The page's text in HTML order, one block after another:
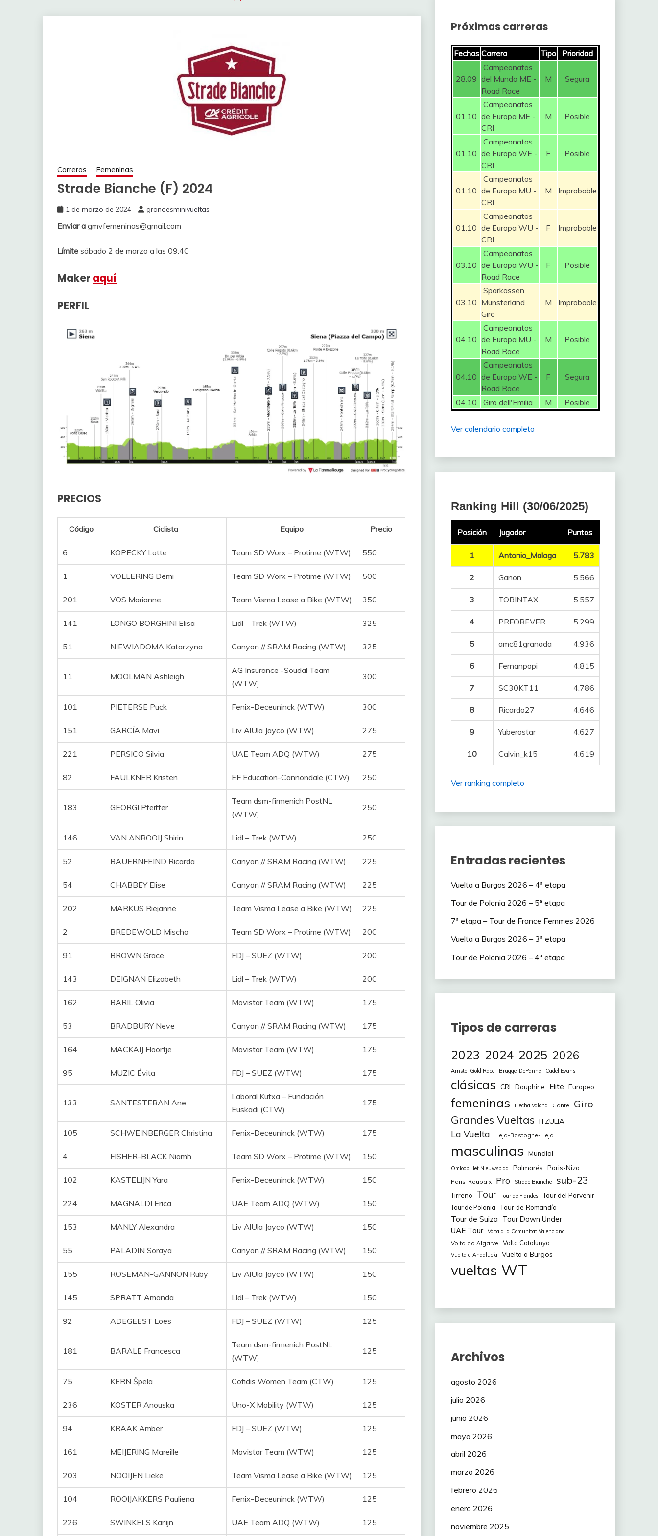
Carreras Femeninas
Strade Bianche (F) 2024
1 de marzo de 2024 grandesminivueltas
Enviar a gmvfemeninas@gmail.com
Límite sábado 2 de marzo a las 09:40
Maker aquí
PERFIL
PRECIOS
Código Ciclista Equipo Precio
6 KOPECKY Lotte Team SD Worx – Protime (WTW) 550
1 VOLLERING Demi Team SD Worx – Protime (WTW) 500
201 VOS Marianne Team Visma Lease a Bike (WTW) 350
141 LONGO BORGHINI Elisa Lidl – Trek (WTW) 325
51 NIEWIADOMA Katarzyna Canyon // SRAM Racing (WTW) 325
11 MOOLMAN Ashleigh
AG Insurance -Soudal Team
(WTW)
300
101 PIETERSE Puck Fenix-Deceuninck (WTW) 300
151 GARCÍA Mavi Liv AlUla Jayco (WTW) 275
221 PERSICO Silvia UAE Team ADQ (WTW) 275
82 FAULKNER Kristen EF Education-Cannondale (CTW) 250
183 GEORGI Pfeiffer
Team dsm-firmenich PostNL
(WTW)
250
146 VAN ANROOIJ Shirin Lidl – Trek (WTW) 250
52 BAUERNFEIND Ricarda Canyon // SRAM Racing (WTW) 225
54 CHABBEY Elise Canyon // SRAM Racing (WTW) 225
202 MARKUS Riejanne Team Visma Lease a Bike (WTW) 225
2 BREDEWOLD Mischa Team SD Worx – Protime (WTW) 200
91 BROWN Grace FDJ – SUEZ (WTW) 200
143 DEIGNAN Elizabeth Lidl – Trek (WTW) 200
162 BARIL Olivia Movistar Team (WTW) 175
53 BRADBURY Neve Canyon // SRAM Racing (WTW) 175
164 MACKAIJ Floortje Movistar Team (WTW) 175
95 MUZIC Évita FDJ – SUEZ (WTW) 175
133 SANTESTEBAN Ane
Laboral Kutxa – Fundación
Euskadi (CTW)
175
105 SCHWEINBERGER Christina Fenix-Deceuninck (WTW) 175
4 FISHER-BLACK Niamh Team SD Worx – Protime (WTW) 150
102 KASTELIJN Yara Fenix-Deceuninck (WTW) 150
224 MAGNALDI Erica UAE Team ADQ (WTW) 150
153 MANLY Alexandra Liv AlUla Jayco (WTW) 150
55 PALADIN Soraya Canyon // SRAM Racing (WTW) 150
155 ROSEMAN-GANNON Ruby Liv AlUla Jayco (WTW) 150
145 SPRATT Amanda Lidl – Trek (WTW) 150
92 ADEGEEST Loes FDJ – SUEZ (WTW) 125
181 BARALE Francesca
Team dsm-firmenich PostNL
(WTW)
125
75 KERN Špela Cofidis Women Team (CTW) 125
236 KOSTER Anouska Uno-X Mobility (WTW) 125
94 KRAAK Amber FDJ – SUEZ (WTW) 125
161 MEIJERING Mareille Movistar Team (WTW) 125
203 NOOIJEN Lieke Team Visma Lease a Bike (WTW) 125
104 ROOIJAKKERS Pauliena Fenix-Deceuninck (WTW) 125
226 SWINKELS Karlijn UAE Team ADQ (WTW) 125
Próximas carreras
Fechas Carrera Tipo Prioridad
28.09
Campeonatos
del Mundo ME -
Road Race
M Segura
01.10
Campeonatos
de Europa ME -
CRI
M Posible
01.10
Campeonatos
de Europa WE -
CRI
F Posible
01.10
Campeonatos
de Europa MU -
CRI
M Improbable
01.10
Campeonatos
de Europa WU -
CRI
F Improbable
03.10
Campeonatos
de Europa WU -
Road Race
F Posible
03.10
Sparkassen
Münsterland
Giro
M Improbable
04.10
Campeonatos
de Europa MU -
Road Race
M Posible
04.10
Campeonatos
de Europa WE -
Road Race
F Segura
04.10 Giro dell'Emilia M Posible
Ver calendario completo
Ranking Hill (30/06/2025)
Posición Jugador Puntos
1 Antonio_Malaga 5.783
2 Ganon 5.566
3 TOBINTAX 5.557
4 PRFOREVER 5.299
5 amc81granada 4.936
6 Fernanpopi 4.815
7 SC30KT11 4.786
8 Ricardo27 4.646
9 Yuberostar 4.627
10 Calvin_k15 4.619
Ver ranking completo
Entradas recientes
Vuelta a Burgos 2026 – 4ª etapa
Tour de Polonia 2026 – 5ª etapa
7ª etapa – Tour de France Femmes 2026
Vuelta a Burgos 2026 – 3ª etapa
Tour de Polonia 2026 – 4ª etapa
Tipos de carreras
2023 2024 2025 2026
Amstel Gold Race Brugge-DePanne Cadel Evans
clásicas CRI Dauphine Elite Europeo
femeninas Flecha Valona Gante Giro
Grandes Vueltas ITZULIA
La Vuelta Lieja-Bastogne-Lieja
masculinas Mundial
Omloop Het Nieuwsblad Palmarés Paris-Niza
Paris-Roubaix Pro Strade Bianche sub-23
Tirreno Tour Tour de Flandes
Tour del Porvenir
Tour de Polonia
Tour de Romandía
Tour de Suiza Tour Down Under
UAE Tour
Volta a la Comunitat Valenciana
Volta ao Algarve Volta Catalunya
Vuelta a Andalucía Vuelta a Burgos
vueltas WT
Archivos
agosto 2026
julio 2026
junio 2026
mayo 2026
abril 2026
marzo 2026
febrero 2026
enero 2026
noviembre 2025